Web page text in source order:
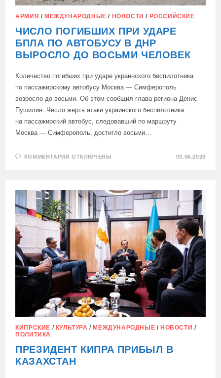
АРМИЯ / МЕЖДУНАРОДНЫЕ / НОВОСТИ / РОССИЙСКИЕ
ЧИСЛО ПОГИБШИХ ПРИ УДАРЕ
БПЛА ПО АВТОБУСУ В ДНР
ВЫРОСЛО ДО ВОСЬМИ ЧЕЛОВЕК
Количество погибших при ударе украинского беспилотника
по пассажирскому автобусу Москва — Симферополь
возросло до восьми. Об этом сообщил глава региона Денис
Пушилин. Число жертв атаки украинского беспилотника
на пассажирский автобус, следовавший по маршруту
Москва — Симферополь, достигло восьми…
КОММЕНТАРИИ К
УДАРЕ
БПЛА
ПО
АВТОБУСУ
В
ДНР
ВЫРОСЛО
ДО
ВОСЬМИ
ЧЕЛОВЕК
ОТКЛЮЧЕНЫ 03.06.2026
КИПРСКИЕ / КУЛЬТУРА / МЕЖДУНАРОДНЫЕ / НОВОСТИ /
ПОЛИТИКА
ПРЕЗИДЕНТ КИПРА ПРИБЫЛ В
КАЗАХСТАН